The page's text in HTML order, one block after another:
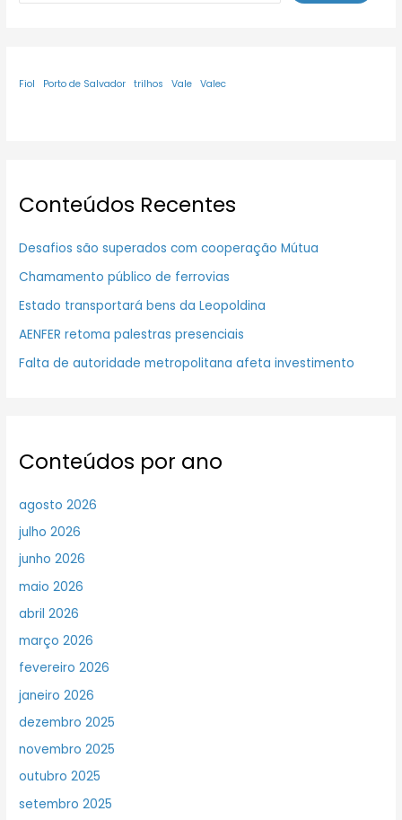
Fiol Porto de Salvador trilhos Vale Valec
Conteúdos Recentes
Desafios são superados com cooperação Mútua
Chamamento público de ferrovias
Estado transportará bens da Leopoldina
AENFER retoma palestras presenciais
Falta de autoridade metropolitana afeta investimento
Conteúdos por ano
agosto 2026
julho 2026
junho 2026
maio 2026
abril 2026
março 2026
fevereiro 2026
janeiro 2026
dezembro 2025
novembro 2025
outubro 2025
setembro 2025